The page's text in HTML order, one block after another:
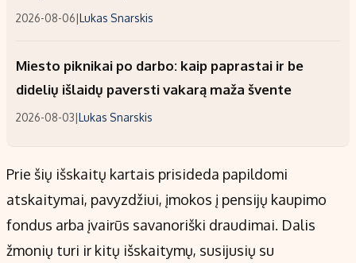
2026-08-06|Lukas Snarskis
Miesto piknikai po darbo: kaip paprastai ir be
didelių išlaidų paversti vakarą maža švente
2026-08-03|Lukas Snarskis
Prie šių išskaitų kartais prisideda papildomi
atskaitymai, pavyzdžiui, įmokos į pensijų kaupimo
fondus arba įvairūs savanoriški draudimai. Dalis
žmonių turi ir kitų išskaitymų, susijusių su